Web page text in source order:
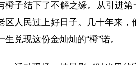
橙子结下了不解之缘。从引进
区人民过上好日子。几十年来
生兑现这份金灿灿的“橙”诺。